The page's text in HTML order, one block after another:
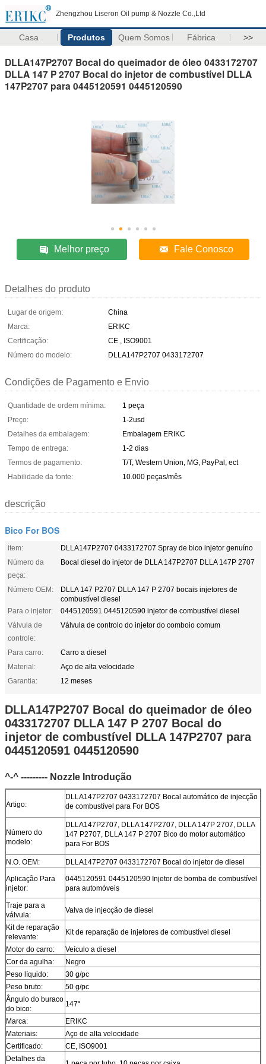
Zhengzhou Liseron Oil pump & Nozzle Co.,Ltd
Casa Produtos Quem Somos Fábrica >>
DLLA147P2707 Bocal do queimador de óleo 0433172707
DLLA 147 P 2707 Bocal do injetor de combustível DLLA
147P2707 para 0445120591 0445120590
Melhor preço Fale Conosco
Detalhes do produto
Lugar de origem:
China
Marca:
ERIKC
Certificação:
CE , ISO9001
Número do modelo:
DLLA147P2707 0433172707
Condições de Pagamento e Envio
Quantidade de ordem mínima:
1 peça
Preço:
1-2usd
Detalhes da embalagem:
Embalagem ERIKC
Tempo de entrega:
1-2 dias
Termos de pagamento:
T/T, Western Union, MG, PayPal, ect
Habilidade da fonte:
10.000 peças/mês
descrição
Bico For BOS
item:
DLLA147P2707 0433172707 Spray de bico injetor genuíno
Número da
peça:
Bocal diesel do injetor de DLLA 147P2707 DLLA 147P 2707
Número OEM:
DLLA 147 P2707 DLLA 147 P 2707 bocais injetores de
combustível diesel
Para o injetor:
0445120591 0445120590 injetor de combustível diesel
Válvula de
controle:
Válvula de controlo do injetor do comboio comum
Para carro:
Carro a diesel
Material:
Aço de alta velocidade
Garantia:
12 meses
DLLA147P2707 Bocal do queimador de óleo
0433172707 DLLA 147 P 2707 Bocal do
injetor de combustível DLLA 147P2707 para
0445120591 0445120590
^-^ --------- Nozzle Introdução
Artigo:
DLLA147P2707 0433172707 Bocal automático de injecção
de combustível para For BOS
Número do
modelo:
DLLA147P2707, DLLA 147P2707, DLLA 147P 2707, DLLA
147 P2707, DLLA 147 P 2707 Bico do motor automático
para For BOS
N.O. OEM:
DLLA147P2707 0433172707 Bocal do injetor de diesel
Aplicação Para
injetor:
0445120591 0445120590 Injetor de bomba de combustível
para automóveis
Traje para a
válvula:
Valva de injecção de diesel
Kit de reparação
relevante:
Kit de reparação de injetores de combustível diesel
Motor do carro:
Veículo a diesel
Cor da agulha:
Negro
Peso líquido:
30 g/pc
Peso bruto:
50 g/pc
Ângulo do buraco
do bico:
147°
Marca:
ERIKC
Materiais:
Aço de alta velocidade
Certificado:
CE, ISO9001
Detalhes da